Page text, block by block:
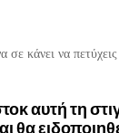
κάνει να
αυτή τη
θα